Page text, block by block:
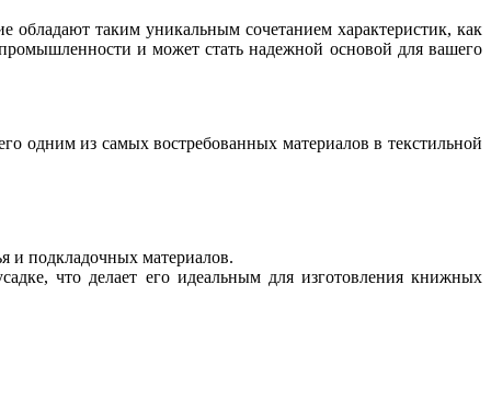
таким уникальным сочетанием характеристик, как
и может стать надежной основой для вашего
одним из самых востребованных материалов в текстильной
и подкладочных материалов.
что делает его идеальным для изготовления книжных